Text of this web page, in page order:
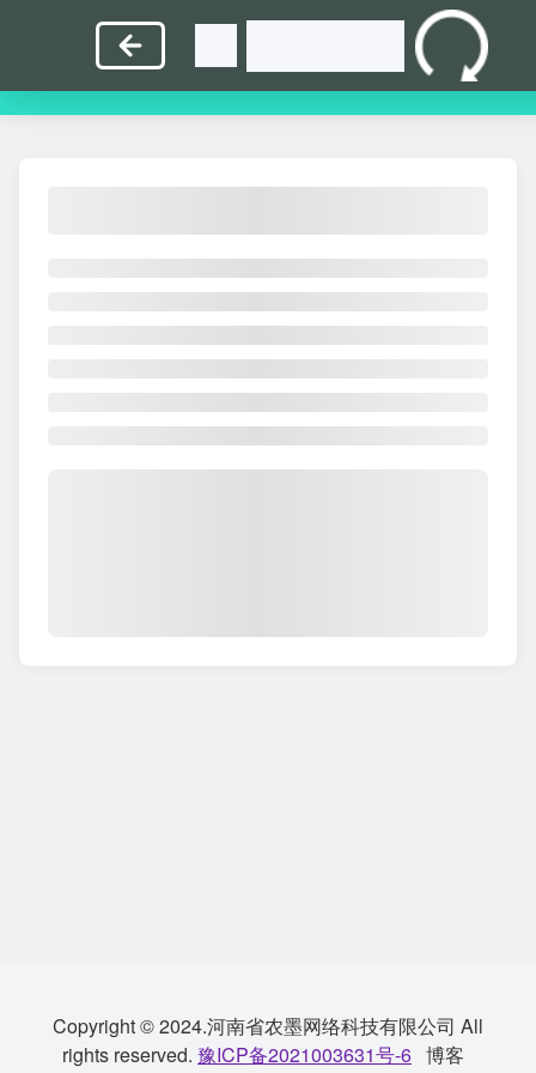
首
指
法练
习
英
习
中
习
打
赛
师入
口
Copyright © 2024.河南省农墨网络科技有限公司 All
rights reserved. 豫ICP备2021003631号-6 博客